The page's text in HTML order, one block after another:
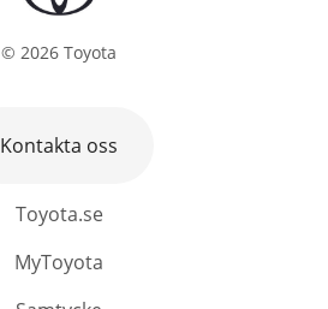
© 2026 Toyota
Toyota.se
MyToyota
Kontakta oss